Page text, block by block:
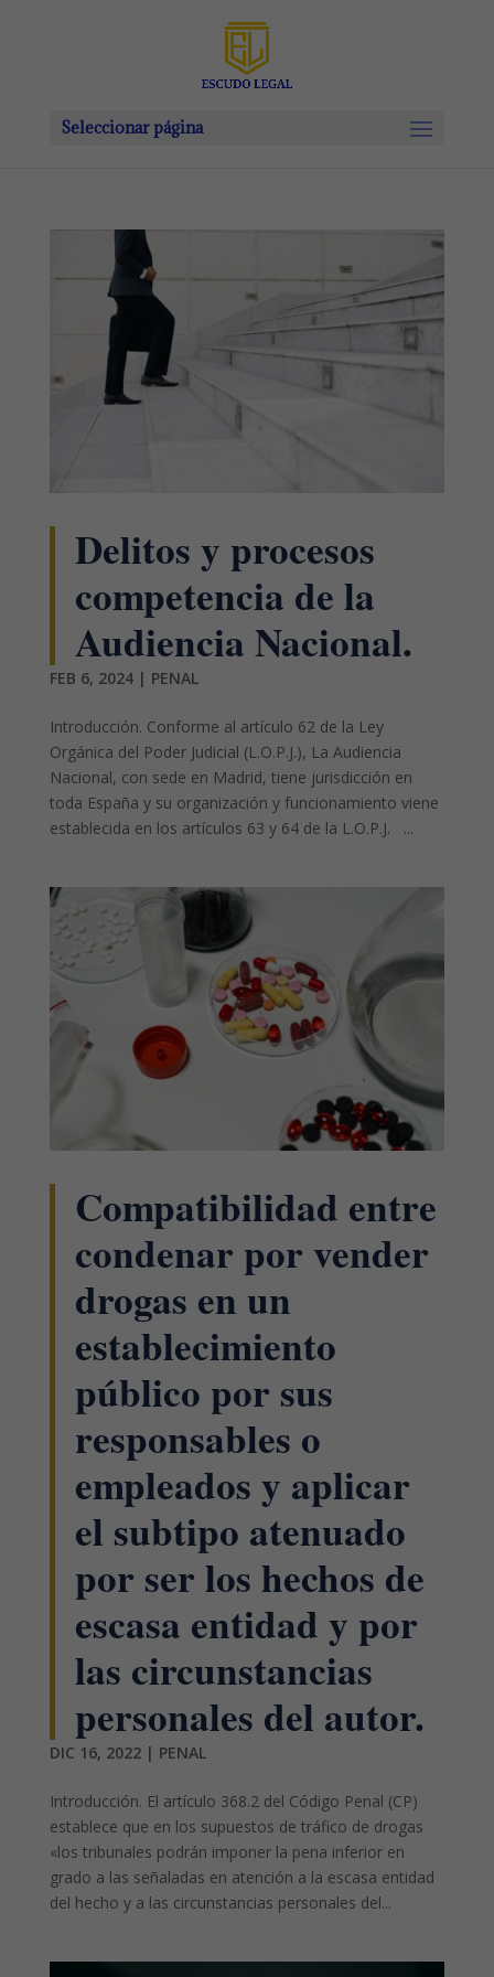
Seleccionar página
Delitos y procesos
competencia de la
Audiencia Nacional.
FEB 6, 2024| PENAL
Introducción. Conforme al artículo 62 de la Ley
Orgánica del Poder Judicial (L.O.P.J.), La Audiencia
Nacional, con sede en Madrid, tiene jurisdicción en
toda España y su organización y funcionamiento viene
establecida en los artículos 63 y 64 de la L.O.P.J. ...
Compatibilidad entre
condenar por vender
drogas en un
establecimiento
público por sus
responsables o
empleados y aplicar
el subtipo atenuado
por ser los hechos de
escasa entidad y por
las circunstancias
personales del autor.
DIC 16, 2022| PENAL
Introducción. El artículo 368.2 del Código Penal (CP)
establece que en los supuestos de tráfico de drogas
«los tribunales podrán imponer la pena inferior en
grado a las señaladas en atención a la escasa entidad
del hecho y a las circunstancias personales del...